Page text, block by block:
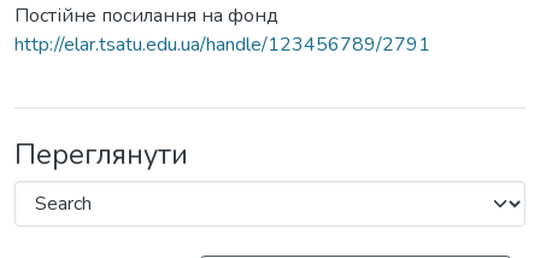
Постійне посилання на фонд
http://elar.tsatu.edu.ua/handle/123456789/2791
Переглянути